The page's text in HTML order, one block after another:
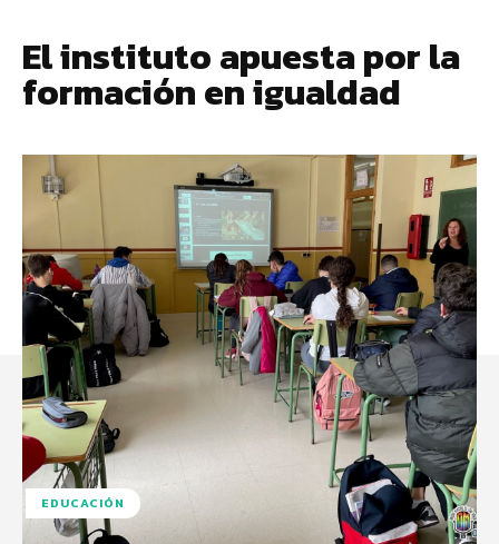
El instituto apuesta por la
formación en igualdad
EDUCACIÓN